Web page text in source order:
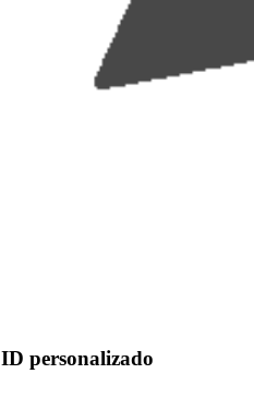
ID personalizado